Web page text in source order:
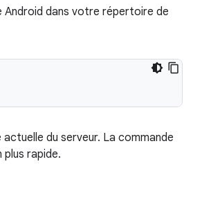
dans votre répertoire de
du serveur. La commande
rapide.